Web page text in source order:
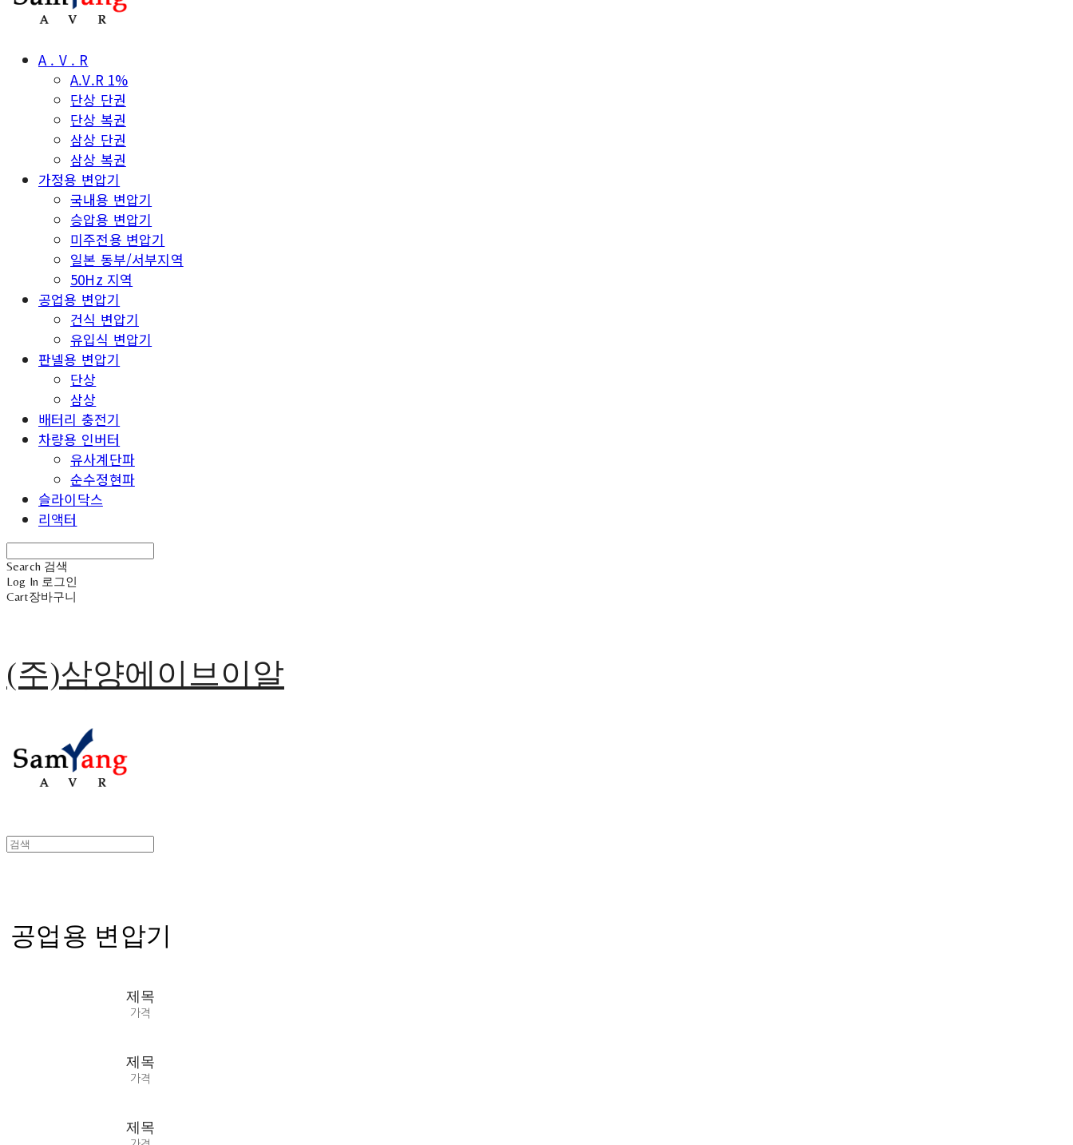
A . V . R
A.V.R 1%
단상 단권
단상 복권
삼상 단권
삼상 복권
가정용 변압기
국내용 변압기
승압용 변압기
미주전용 변압기
일본 동부/서부지역
50Hz 지역
공업용 변압기
건식 변압기
유입식 변압기
판넬용 변압기
단상
삼상
배터리 충전기
차량용 인버터
유사계단파
순수정현파
슬라이닥스
리액터
Search 검색
Log In 로그인
Cart장바구니
(주)삼양에이브이알
공업용 변압기
제목
가격
제목
가격
제목